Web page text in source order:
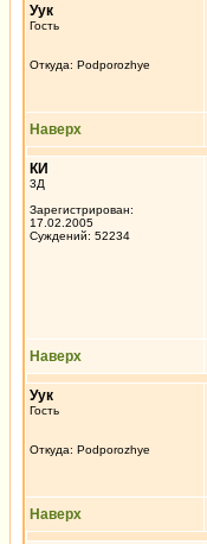
Уук
Гость
Откуда: Podporozhye
Наверх
КИ
3Д
Зарегистрирован:
17.02.2005
Суждений: 52234
Наверх
Уук
Гость
Откуда: Podporozhye
Наверх